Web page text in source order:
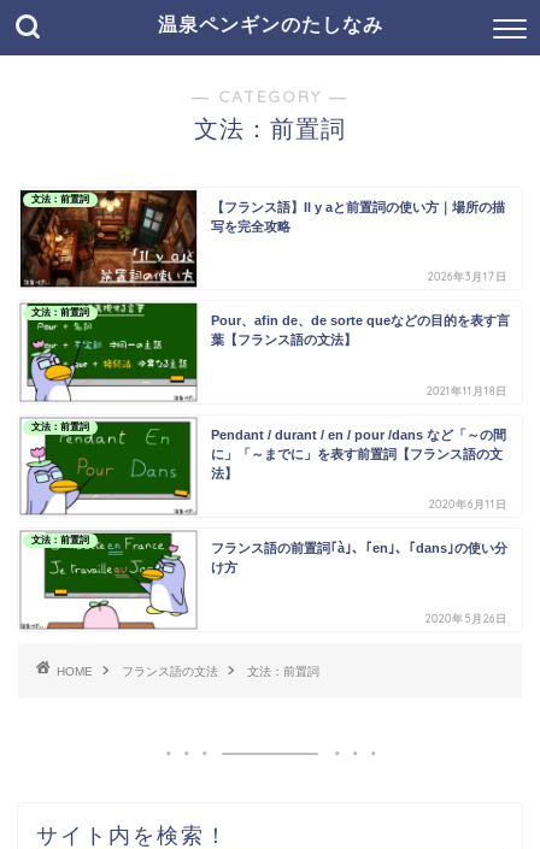
温泉ペンギンのたしなみ
― CATEGORY ―
文法：前置詞
文法：前置詞
【フランス語】Il y aと前置詞の使い方｜場所の描
写を完全攻略
2026年3月17日
文法：前置詞
Pour、afin de、de sorte queなどの目的を表す言
葉【フランス語の文法】
2021年11月18日
文法：前置詞
Pendant / durant / en / pour /dans など「～の間
に」「～までに」を表す前置詞【フランス語の文
法】
2020年6月11日
文法：前置詞
フランス語の前置詞｢à｣、｢en｣、｢dans｣の使い分
け方
2020年5月26日
HOME フランス語の文法 文法：前置詞
サイト内を検索！